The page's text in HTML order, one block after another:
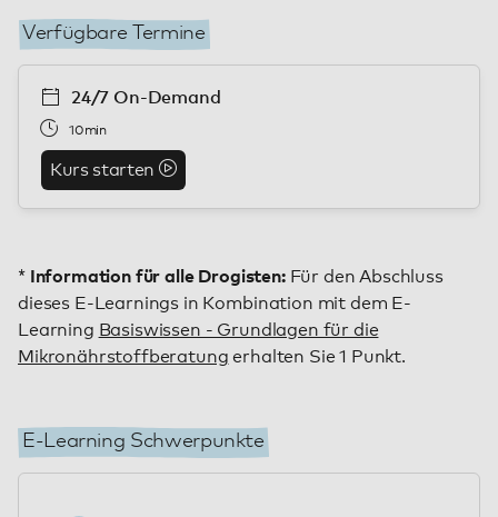
Verfügbare Termine
24/7 On-Demand
10min
Kurs starten
*Information für alle Drogisten: Für den Abschluss
dieses E-Learnings in Kombination mit dem E-
Learning Basiswissen - Grundlagen für die
Mikronährstoffberatung erhalten Sie 1 Punkt.
E-Learning Schwerpunkte